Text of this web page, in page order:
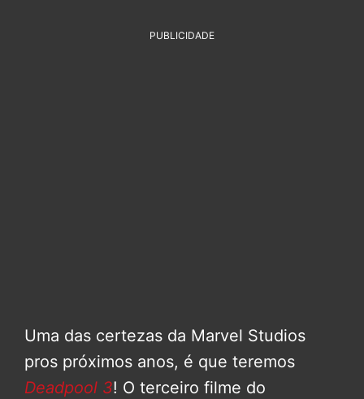
PUBLICIDADE
Uma das certezas da Marvel Studios
pros próximos anos, é que teremos
Deadpool 3! O terceiro filme do